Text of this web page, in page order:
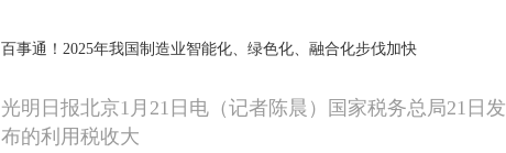
百事通！2025年我国制造业智能化、绿色化、融合化步伐加快
光明日报北京1月21日电（记者陈晨）国家税务总局21日发
布的利用税收大